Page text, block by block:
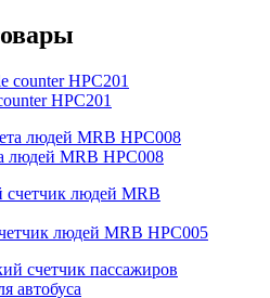
HPC201
людей MRB HPC008
людей MRB HPC005